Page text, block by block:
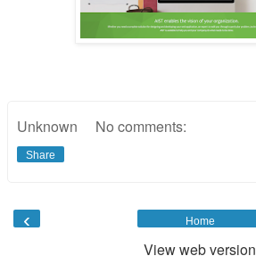
Unknown No comments:
Share
‹ Home
View web version